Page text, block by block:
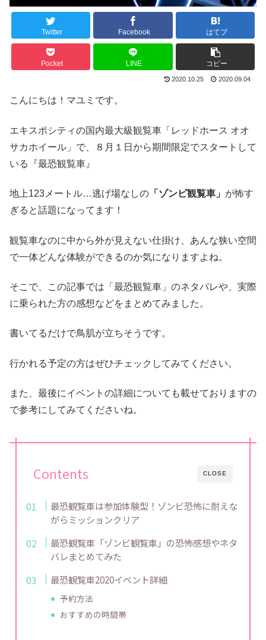
Twitter Facebook はてブ
Pocket LINE コピー
2020.10.25 2020.09.04
こんにちは！マユミです。
エキスポシティの国内最大級観覧車「レッドホース オオ
サカホイール」で、８月１日から期間限定でスタートして
いる『最恐観覧車』
地上123メートル…逃げ場なしの 「ゾンビ観覧車」 が怖す
ぎると話題になってます！
観覧車なのに中から外が見えない仕掛け、あんな狭い空間
で一体どんな体験ができるのか気になりますよね。
そこで、この記事では「最恐観覧車」のネタバレや、実際
に乗られた方の感想などをまとめてみました。
書いてるだけで鳥肌が立ちそうです。
行かれる予定の方はぜひチェックしてみてください。
また、最後にイベントの詳細についても載せておりますの
で参考にしてみてくださいね。
CLOSE
Contents
最恐観覧車は参加体験型！ゾンビ恐怖に耐えな
がらミッションクリア
最恐観覧車「ゾンビ観覧車」の恐怖感想やネタ
バレまとめてみた
最恐観覧車2020イベント詳細
予約方法
おすすめの時間帯